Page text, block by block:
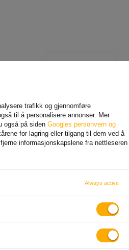
flyselskaper, lasteskinne
Produkt tilgjengelig i store
trafikk og gjennomføre
til å personalisere annonser. Mer
også på siden Googles personvern og
for lagring eller tilgang til dem ved å
informasjonskapslene fra nettleseren
Always active